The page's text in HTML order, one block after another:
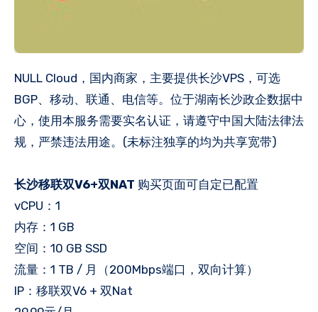
NULL Cloud，国内商家，主要提供长沙VPS，可选
BGP、移动、联通、电信等。位于湖南长沙政企数据中
心，使用本服务需要实名认证，请遵守中国大陆法律法
规，严禁违法用途。(未标注独享的均为共享宽带)
长沙移联双V6+双NAT 购买页面可自定已配置
vCPU：1
内存：1 GB
空间：10 GB SSD
流量：1 TB / 月（200Mbps端口，双向计算）
IP：移联双V6 + 双Nat